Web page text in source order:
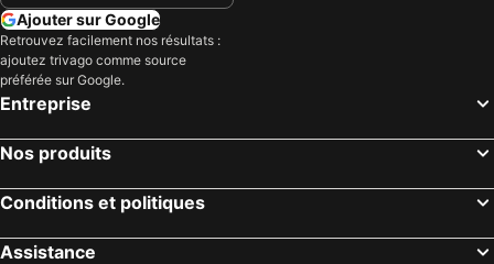
Ajouter sur Google
Retrouvez facilement nos résultats :
ajoutez trivago comme source
préférée sur Google.
Entreprise
Nos produits
Conditions et politiques
Assistance